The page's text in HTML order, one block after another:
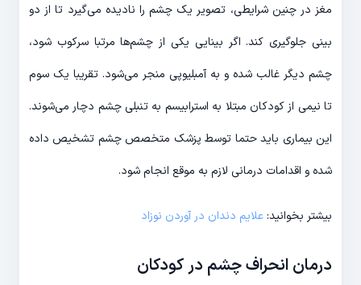
مغز در چنین شرایطی، تصویر یک چشم را نادیده می‌گیرد تا از دو
بینی جلوگیری کند. اگر بینایی یکی از چشم‌ها مرتبا سرکوب شود،
چشم دیگر غالب شده و به آمبلیوپی منجر می‌شود. تقریبا یک سوم
تا نیمی از کودکان مبتلا به استرابیسم به تنبلی چشم دچار می‌شوند.
این بیماری باید حتما توسط پزشک متخصص چشم تشخیص داده
شده و اقدامات درمانی لازم به موقع انجام شود.
بیشتر بخوانید:علایم دندان در آوردن نوزاد
درمان انحراف چشم در کودکان